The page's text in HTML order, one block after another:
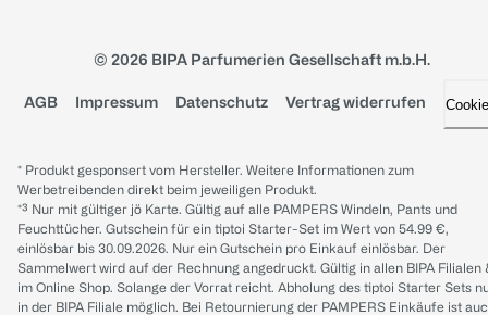
© 2026 BIPA Parfumerien Gesellschaft m.b.H.
AGB Impressum Datenschutz Vertrag widerrufen
* Produkt gesponsert vom Hersteller. Weitere Informationen zum
Werbetreibenden direkt beim jeweiligen Produkt.
*³ Nur mit gültiger jö Karte. Gültig auf alle PAMPERS Windeln, Pants und
Feuchttücher. Gutschein für ein tiptoi Starter-Set im Wert von 54.99 €,
einlösbar bis 30.09.2026. Nur ein Gutschein pro Einkauf einlösbar. Der
Sammelwert wird auf der Rechnung angedruckt. Gültig in allen BIPA Filialen
im Online Shop. Solange der Vorrat reicht. Abholung des tiptoi Starter Sets
in der BIPA Filiale möglich. Bei Retournierung der PAMPERS Einkäufe ist